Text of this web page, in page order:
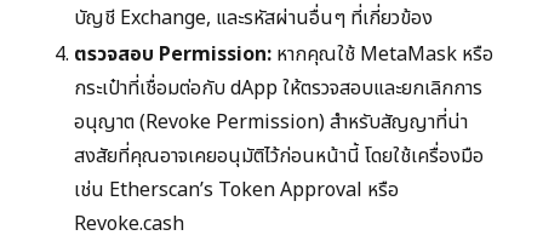
บัญชี Exchange, และรหัสผ่านอื่นๆ ที่เกี่ยวข้อง
ตรวจสอบ Permission: หากคุณใช้ MetaMask หรือ
กระเป๋าที่เชื่อมต่อกับ dApp ให้ตรวจสอบและยกเลิกการ
อนุญาต (Revoke Permission) สำหรับสัญญาที่น่า
สงสัยที่คุณอาจเคยอนุมัติไว้ก่อนหน้านี้ โดยใช้เครื่องมือ
เช่น Etherscan’s Token Approval หรือ
Revoke.cash